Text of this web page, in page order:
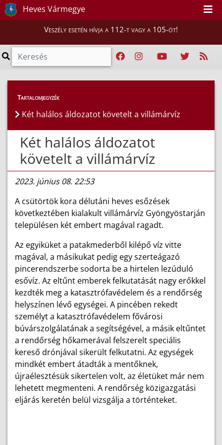
Heves Vármegye
Veszély esetén hívja a 112-t vagy a 105-öt!
Híreink > Hírek
Tartalomjegyzék
Két halálos áldozatot követelt a villámárvíz
Két halálos áldozatot
követelt a villámárvíz
2023. június 08. 22:53
A csütörtök kora délutáni heves esőzések
következtében kialakult villámárvíz Gyöngyöstarján
településen két embert magával ragadt.
Az egyiküket a patakmederből kilépő víz vitte
magával, a másikukat pedig egy szerteágazó
pincerendszerbe sodorta be a hirtelen lezúduló
esővíz. Az eltűnt emberek felkutatását nagy erőkkel
kezdték meg a katasztrófavédelem és a rendőrség
helyszínen lévő egységei. A pincében rekedt
személyt a katasztrófavédelem fővárosi
búvárszolgálatának a segítségével, a másik eltűntet
a rendőrség hőkamerával felszerelt speciális
kereső drónjával sikerült felkutatni. Az egységek
mindkét embert átadták a mentőknek,
újraélesztésük sikertelen volt, az életüket már nem
lehetett megmenteni. A rendőrség közigazgatási
eljárás keretén belül vizsgálja a történteket.